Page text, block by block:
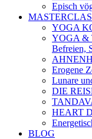
Episch
YOGA
YOGA &
Befreien,
Erogene
Lunare
DIE
HEART
BLOG